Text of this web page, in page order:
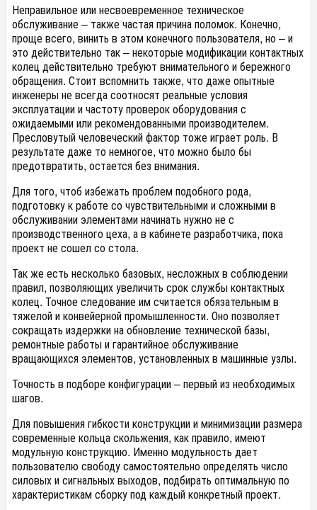
Неправильное или несвоевременное техническое
обслуживание – также частая причина поломок. Конечно,
проще всего, винить в этом конечного пользователя, но – и
это действительно так – некоторые модификации контактных
колец действительно требуют внимательного и бережного
обращения. Стоит вспомнить также, что даже опытные
инженеры не всегда соотносят реальные условия
эксплуатации и частоту проверок оборудования с
ожидаемыми или рекомендованными производителем.
Пресловутый человеческий фактор тоже играет роль. В
результате даже то немногое, что можно было бы
предотвратить, остается без внимания.
Для того, чтоб избежать проблем подобного рода,
подготовку к работе со чувствительными и сложными в
обслуживании элементами начинать нужно не с
производственного цеха, а в кабинете разработчика, пока
проект не сошел со стола.
Так же есть несколько базовых, несложных в соблюдении
правил, позволяющих увеличить срок службы контактных
колец. Точное следование им считается обязательным в
тяжелой и конвейерной промышленности. Оно позволяет
сокращать издержки на обновление технической базы,
ремонтные работы и гарантийное обслуживание
вращающихся элементов, установленных в машинные узлы.
Точность в подборе конфигурации – первый из необходимых
шагов.
Для повышения гибкости конструкции и минимизации размера
современные кольца скольжения, как правило, имеют
модульную конструкцию. Именно модульность дает
пользователю свободу самостоятельно определять число
силовых и сигнальных выходов, подбирать оптимальную по
характеристикам сборку под каждый конкретный проект.